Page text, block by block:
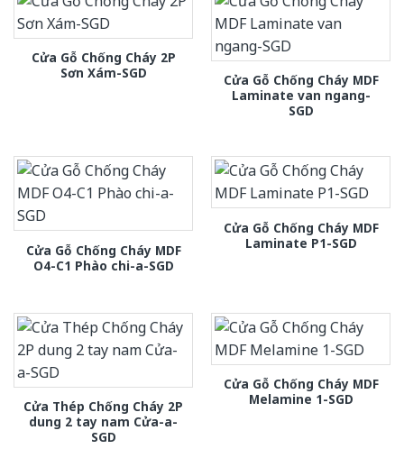
Cửa Gỗ Chống Cháy 2P
Sơn Xám-SGD
Cửa Gỗ Chống Cháy MDF
Laminate van ngang-
SGD
Cửa Gỗ Chống Cháy MDF
O4-C1 Phào chi-a-SGD
Cửa Gỗ Chống Cháy MDF
Laminate P1-SGD
Cửa Thép Chống Cháy 2P
dung 2 tay nam Cửa-a-
SGD
Cửa Gỗ Chống Cháy MDF
Melamine 1-SGD